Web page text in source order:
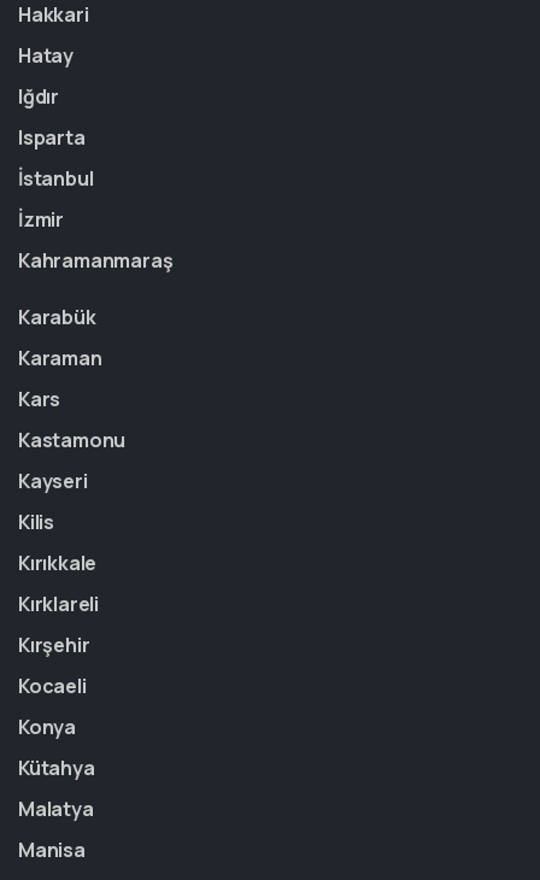
Hakkari
Hatay
Iğdır
Isparta
İstanbul
İzmir
Kahramanmaraş
Karabük
Karaman
Kars
Kastamonu
Kayseri
Kilis
Kırıkkale
Kırklareli
Kırşehir
Kocaeli
Konya
Kütahya
Malatya
Manisa